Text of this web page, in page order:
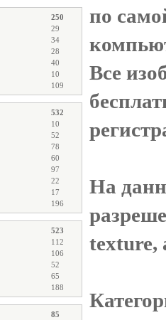
250
29
34
28
40
10
109
532
10
52
78
60
97
22
17
196
523
112
106
52
65
188
85
по
Все
На
texture,